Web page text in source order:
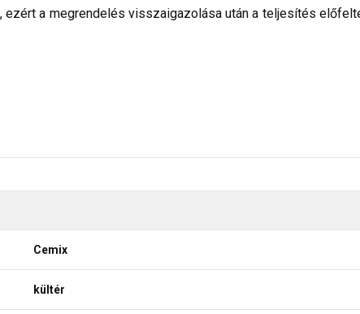
a megrendelés visszaigazolása után a teljesítés
Cemix
kültér